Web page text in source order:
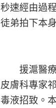
秒速經由過
徒弟拍下本
援滬醫療
皮膚科專家
毒液招致。